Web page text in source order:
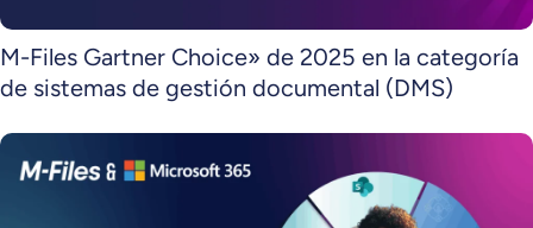
M-Files Gartner Choice» de 2025 en la categoría
de sistemas de gestión documental (DMS)